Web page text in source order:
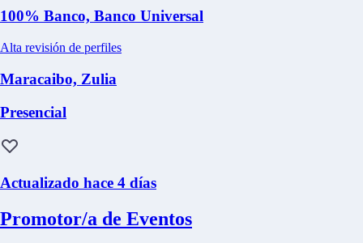
100% Banco, Banco Universal
Alta revisión de perfiles
Maracaibo, Zulia
Presencial
Actualizado hace 4 días
Promotor/a de Eventos